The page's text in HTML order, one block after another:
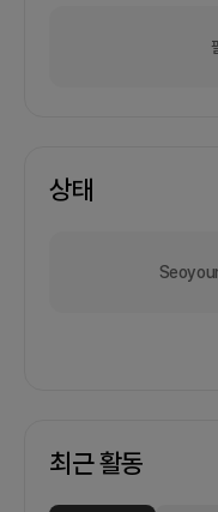
상태
최근 활동